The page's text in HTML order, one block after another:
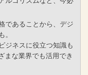
であることから、デジ
。
ジネスに役立つ知識も
まな業界でも活用でき